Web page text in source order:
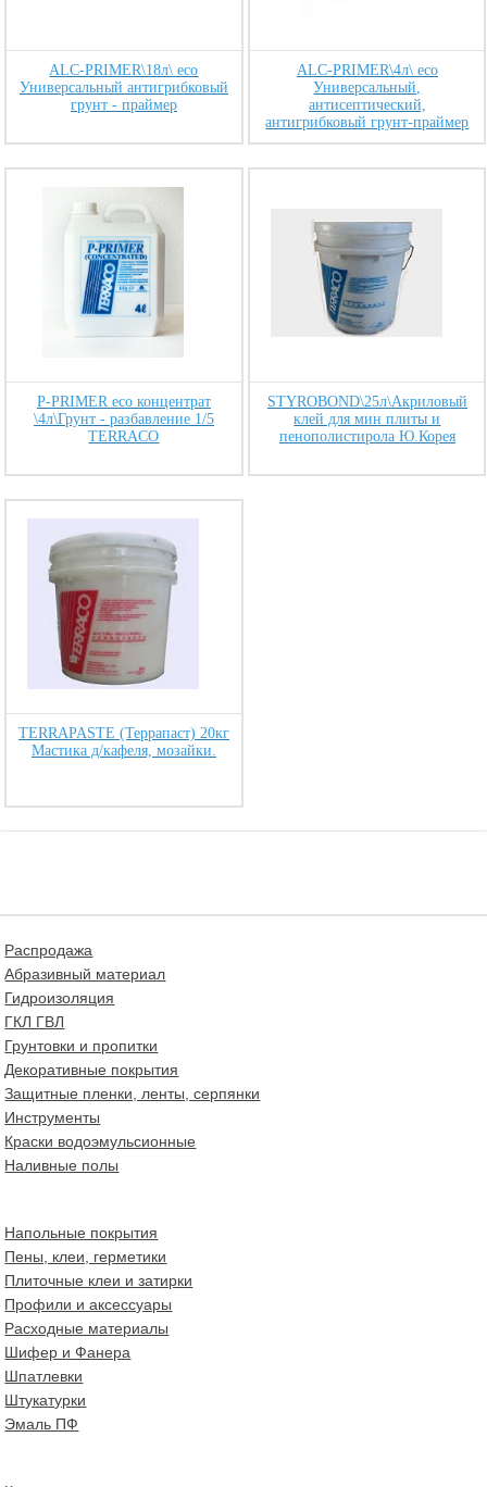
ALC-PRIMER\18л\ eco
Универсальный антигрибковый
грунт - праймер
ALC-PRIMER\4л\ eco
Универсальный,
антисептический,
антигрибковый грунт-праймер
P-PRIMER eco концентрат
\4л\Грунт - разбавление 1/5
TERRACO
STYROBOND\25л\Акриловый
клей для мин плиты и
пенополистирола Ю.Корея
TERRAPASTE (Террапаст) 20кг
Мастика д/кафеля, мозайки.
Распродажа
Абразивный материал
Гидроизоляция
ГКЛ ГВЛ
Грунтовки и пропитки
Декоративные покрытия
Защитные пленки, ленты, серпянки
Инструменты
Краски водоэмульсионные
Наливные полы
Напольные покрытия
Пены, клеи, герметики
Плиточные клеи и затирки
Профили и аксессуары
Расходные материалы
Шифер и Фанера
Шпатлевки
Штукатурки
Эмаль ПФ